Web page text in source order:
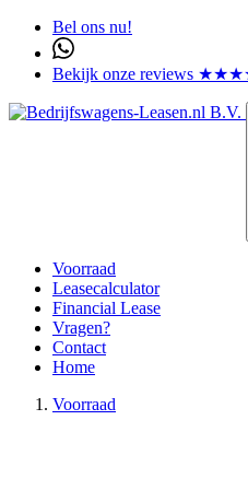
Bel ons nu!
Bekijk onze reviews
Voorraad
Leasecalculator
Financial Lease
Vragen?
Contact
Home
Voorraad